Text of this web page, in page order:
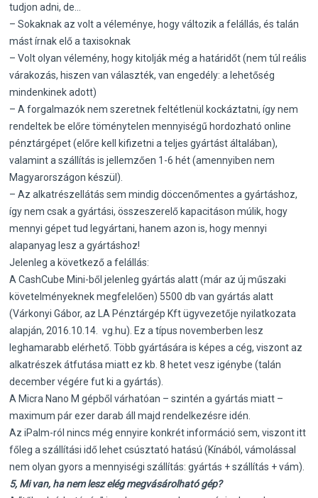
tudjon adni, de…
– Sokaknak az volt a véleménye, hogy változik a felállás, és talán
mást írnak elő a taxisoknak
– Volt olyan vélemény, hogy kitolják még a határidőt (nem túl reális
várakozás, hiszen van választék, van engedély: a lehetőség
mindenkinek adott)
– A forgalmazók nem szeretnek feltétlenül kockáztatni, így nem
rendeltek be előre töménytelen mennyiségű hordozható online
pénztárgépet (előre kell kifizetni a teljes gyártást általában),
valamint a szállítás is jellemzően 1-6 hét (amennyiben nem
Magyarországon készül).
– Az alkatrészellátás sem mindig döccenőmentes a gyártáshoz,
így nem csak a gyártási, összeszerelő kapacitáson múlik, hogy
mennyi gépet tud legyártani, hanem azon is, hogy mennyi
alapanyag lesz a gyártáshoz!
Jelenleg a következő a felállás:
A CashCube Mini-ből jelenleg gyártás alatt (már az új műszaki
követelményeknek megfelelően) 5500 db van gyártás alatt
(Várkonyi Gábor, az LA Pénztárgép Kft ügyvezetője nyilatkozata
alapján, 2016.10.14. vg.hu). Ez a típus novemberben lesz
leghamarabb elérhető. Több gyártására is képes a cég, viszont az
alkatrészek átfutása miatt ez kb. 8 hetet vesz igénybe (talán
december végére fut ki a gyártás).
A Micra Nano M gépből várhatóan – szintén a gyártás miatt –
maximum pár ezer darab áll majd rendelkezésre idén.
Az iPalm-ról nincs még ennyire konkrét információ sem, viszont itt
főleg a szállítási idő lehet csúsztató hatású (Kínából, vámolással
nem olyan gyors a mennyiségi szállítás: gyártás + szállítás + vám).
5, Mi van, ha nem lesz elég megvásárolható gép?